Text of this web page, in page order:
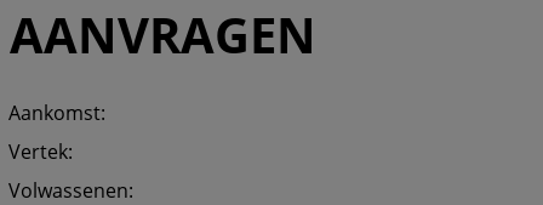
AANVRAGEN
Aankomst:
Vertek:
Volwassenen: